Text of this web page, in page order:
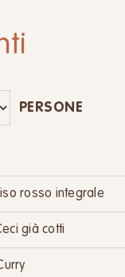
PERSONE
rosso integrale
già cotti